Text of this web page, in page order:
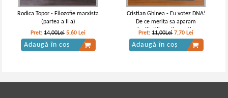
Rodica Topor - Filozofie marxista
(partea a II a)
Pret:14,00Lei 5,60 Lei
Adaugă în coș
Cristian Ghinea - Eu votez DNA!
De ce merita sa aparam
institutiile anticoruptie
Pret:11,00Lei 7,70 Lei
Adaugă în coș